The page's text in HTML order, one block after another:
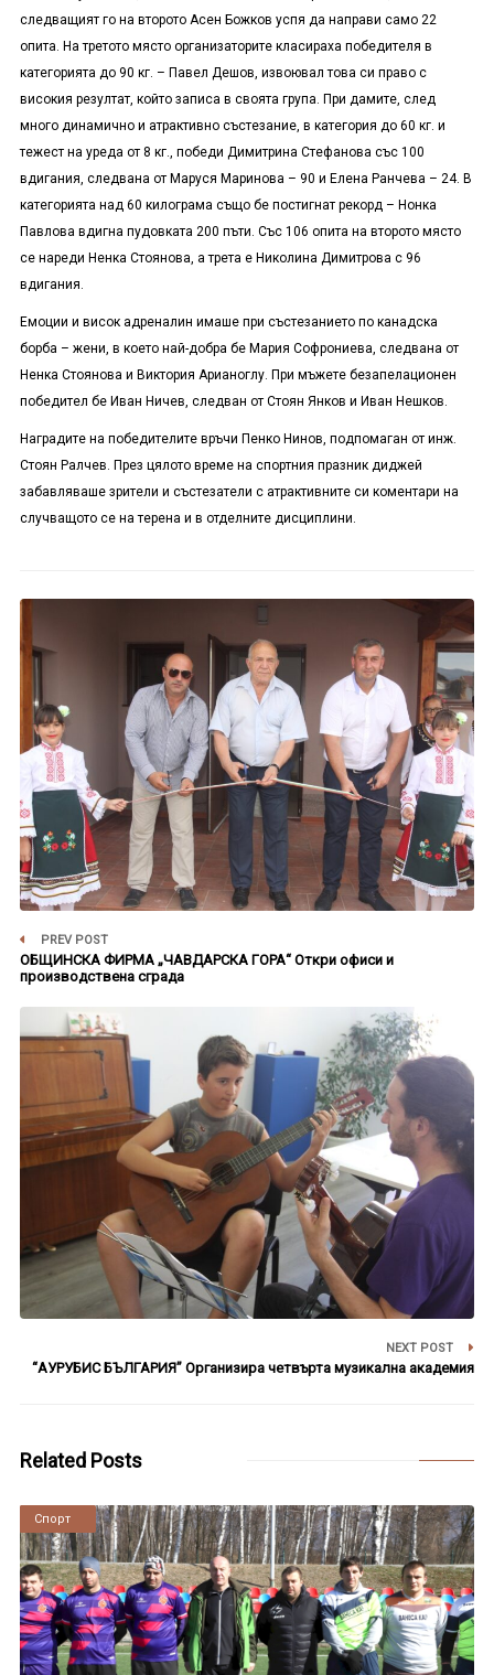
следващият го на второто Асен Божков успя да направи само 22
опита. На третото място организаторите класираха победителя в
категорията до 90 кг. – Павел Дешов, извоювал това си право с
високия резултат, който записа в своята група. При дамите, след
много динамично и атрактивно състезание, в категория до 60 кг. и
тежест на уреда от 8 кг., победи Димитрина Стефанова със 100
вдигания, следвана от Маруся Маринова – 90 и Елена Ранчева – 24. В
категорията над 60 килограма също бе постигнат рекорд – Нонка
Павлова вдигна пудовката 200 пъти. Със 106 опита на второто място
се нареди Ненка Стоянова, а трета е Николина Димитрова с 96
вдигания.
Емоции и висок адреналин имаше при състезанието по канадска
борба – жени, в което най-добра бе Мария Софрониева, следвана от
Ненка Стоянова и Виктория Арианоглу. При мъжете безапелационен
победител бе Иван Ничев, следван от Стоян Янков и Иван Нешков.
Наградите на победителите връчи Пенко Нинов, подпомаган от инж.
Стоян Ралчев. През цялото време на спортния празник диджей
забавляваше зрители и състезатели с атрактивните си коментари на
случващото се на терена и в отделните дисциплини.
PREV POST
ОБЩИНСКА ФИРМА „ЧАВДАРСКА ГОРА“ Откри офиси и
производствена сграда
NEXT POST
“АУРУБИС БЪЛГАРИЯ” Организира четвърта музикална академия
Related Posts
Новини
Спорт